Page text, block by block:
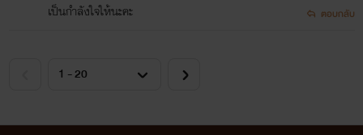
เป็นกำลังใจให้นะคะ
ตอบกลับ